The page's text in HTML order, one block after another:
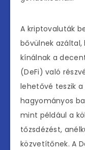
A kriptovaluták
bővülnek
kínálnak a
(DeFi) való
lehetővé teszik
hagyományos
mint például a
tőzsdézést,
közvetítőnek. A